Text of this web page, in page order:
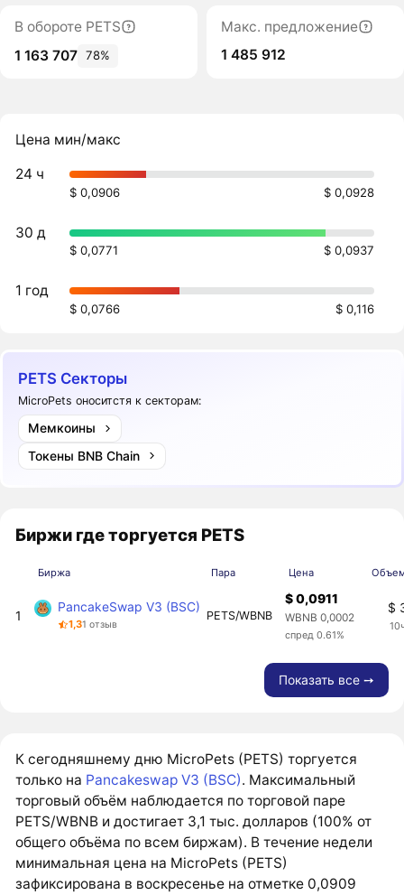
В обороте PETS
1 163 707 78%
Макс. предложение
1 485 912
Цена мин/макс
24 ч
$ 0,0906 $ 0,0928
30 д
$ 0,0771 $ 0,0937
1 год
$ 0,0766 $ 0,116
PETS Секторы
MicroPets оноситстя к секторам:
Мемкоины
Токены BNB Chain
Биржи где торгуется PETS
Биржа Пара Цена
1
PancakeSwap V3 (BSC)
1,31 отзыв
PETS/WBNB
$ 0,0911
WBNB 0,0002
спред 0.61%
$
Показать все ➙
К сегодняшнему дню MicroPets (PETS) торгуется
только на Pancakeswap V3 (BSC). Максимальный
торговый объём наблюдается по торговой паре
PETS/WBNB и достигает 3,1 тыс. долларов (100% от
общего объёма по всем биржам). В течение недели
минимальная цена на MicroPets (PETS)
зафиксирована в воскресенье на отметке 0,0909